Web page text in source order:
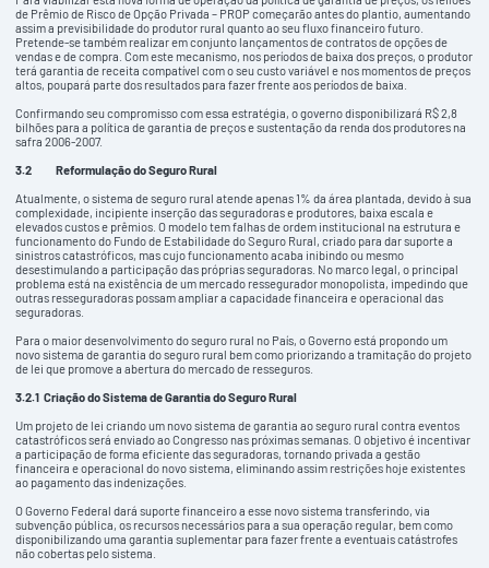
de Prêmio de Risco de Opção Privada – PROP começarão antes do plantio, aumentando
assim a previsibilidade do produtor rural quanto ao seu fluxo financeiro futuro.
Pretende-se também realizar em conjunto lançamentos de contratos de opções de
vendas e de compra. Com este mecanismo, nos períodos de baixa dos preços, o produtor
terá garantia de receita compatível com o seu custo variável e nos momentos de preços
altos, poupará parte dos resultados para fazer frente aos períodos de baixa.
Confirmando seu compromisso com essa estratégia, o governo disponibilizará R$ 2,8
bilhões para a política de garantia de preços e sustentação da renda dos produtores na
safra 2006-2007.
3.2Reformulação do Seguro Rural
Atualmente, o sistema de seguro rural atende apenas 1% da área plantada, devido à sua
complexidade, incipiente inserção das seguradoras e produtores, baixa escala e
elevados custos e prêmios. O modelo tem falhas de ordem institucional na estrutura e
funcionamento do Fundo de Estabilidade do Seguro Rural, criado para dar suporte a
sinistros catastróficos, mas cujo funcionamento acaba inibindo ou mesmo
desestimulando a participação das próprias seguradoras. No marco legal, o principal
problema está na existência de um mercado ressegurador monopolista, impedindo que
outras resseguradoras possam ampliar a capacidade financeira e operacional das
seguradoras.
Para o maior desenvolvimento do seguro rural no País, o Governo está propondo um
novo sistema de garantia do seguro rural bem como priorizando a tramitação do projeto
de lei que promove a abertura do mercado de resseguros.
3.2.1Criação do Sistema de Garantia do Seguro Rural
Um projeto de lei criando um novo sistema de garantia ao seguro rural contra eventos
catastróficos será enviado ao Congresso nas próximas semanas. O objetivo é incentivar
a participação de forma eficiente das seguradoras, tornando privada a gestão
financeira e operacional do novo sistema, eliminando assim restrições hoje existentes
ao pagamento das indenizações.
O Governo Federal dará suporte financeiro a esse novo sistema transferindo, via
subvenção pública, os recursos necessários para a sua operação regular, bem como
disponibilizando uma garantia suplementar para fazer frente a eventuais catástrofes
não cobertas pelo sistema.